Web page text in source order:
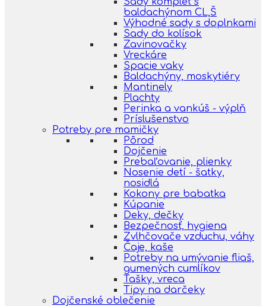
baldachýnom CL,Š
Výhodné sady s doplnkami
Sady do kolísok
Zavinovačky
Vreckáre
Spacie vaky
Baldachýny, moskytiéry
Mantinely
Plachty
Perinka a vankúš - výplň
Príslušenstvo
Potreby pre mamičky
Pôrod
Dojčenie
Prebaľovanie, plienky
Nosenie detí - šatky,
nosidlá
Kokony pre babatka
Kúpanie
Deky, dečky
Bezpečnosť, hygiena
Zvlhčovače vzduchu, váhy
Čaje, kaše
Potreby na umývanie fliaš,
gumených cumlíkov
Tašky, vreca
Tipy na darčeky
Dojčenské oblečenie